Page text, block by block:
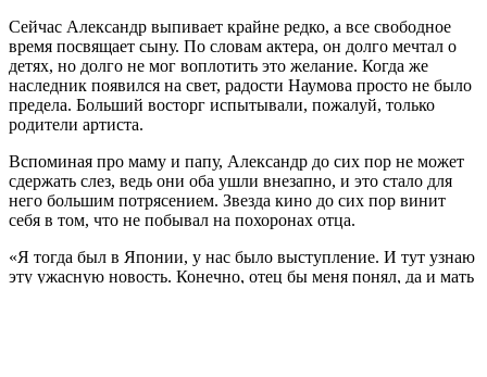
Сейчас Александр выпивает крайне редко, а все свободное
время посвящает сыну. По словам актера, он долго мечтал о
детях, но долго не мог воплотить это желание. Когда же
наследник появился на свет, радости Наумова просто не было
предела. Больший восторг испытывали, пожалуй, только
родители артиста.
Вспоминая про маму и папу, Александр до сих пор не может
сдержать слез, ведь они оба ушли внезапно, и это стало для
него большим потрясением. Звезда кино до сих пор винит
себя в том, что не побывал на похоронах отца.
«Я тогда был в Японии, у нас было выступление. И тут узнаю
эту ужасную новость. Конечно, отец бы меня понял, да и мать